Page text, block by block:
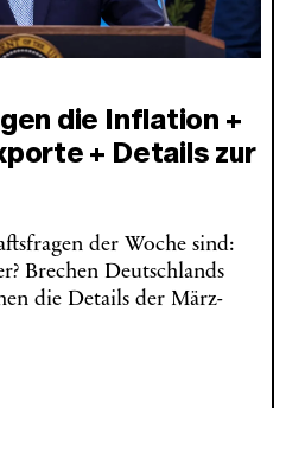
die Inflation +
+ Details zur
der Woche sind:
Brechen Deutschlands
die Details der März-